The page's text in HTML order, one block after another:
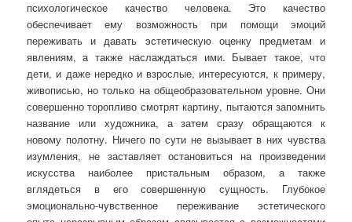
психологическое качество человека. Это качество
обеспечивает ему возможность при помощи эмоций
переживать и давать эстетическую оценку предметам и
явлениям, а также наслаждаться ими. Бывает такое, что
дети, и даже нередко и взрослые, интересуются, к примеру,
живописью, но только на общеобразовательном уровне. Они
совершенно торопливо смотрят картину, пытаются запомнить
название или художника, а затем сразу обращаются к
новому полотну. Ничего по сути не вызывает в них чувства
изумления, не заставляет остановиться на произведении
искусства наиболее пристальным образом, а также
вглядеться в его совершенную сущность. Глубокое
эмоционально-чувственное переживание эстетического